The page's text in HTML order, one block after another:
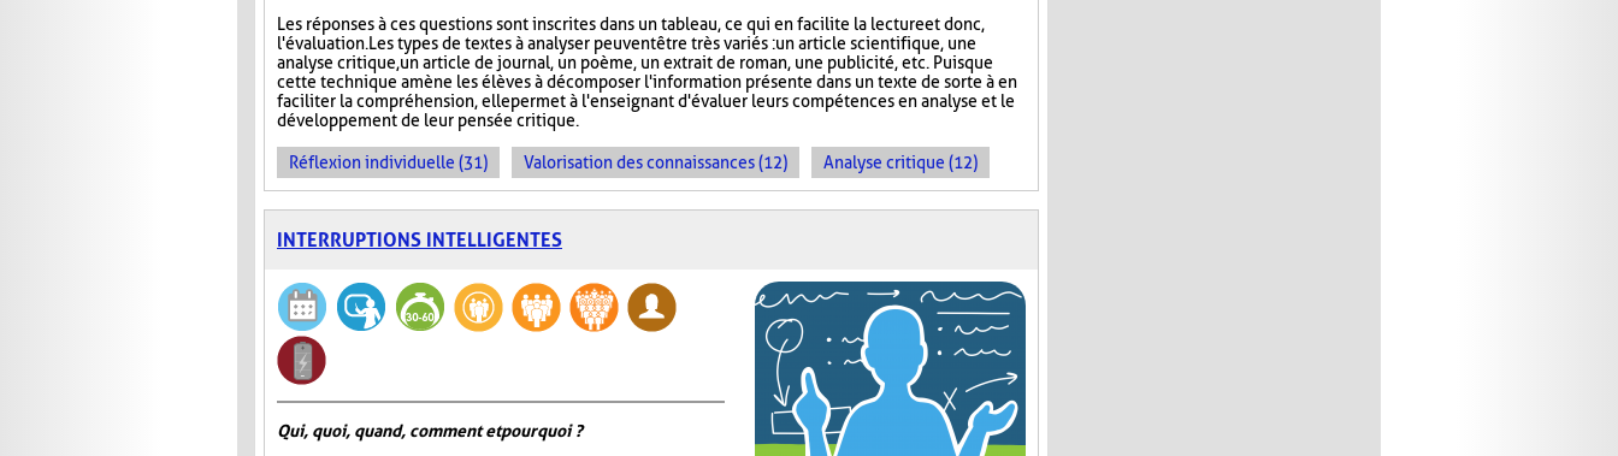
Les réponses à ces questions sont inscrites dans un tableau, ce qui en facilite la lecture et donc,
l'évaluation. Les types de textes à analyser peuvent être très variés : un article scientifique, une
analyse critique, un article de journal, un poème, un extrait de roman, une publicité, etc. Puisque
cette technique amène les élèves à décomposer l'information présente dans un texte de sorte à en
faciliter la compréhension, elle permet à l'enseignant d'évaluer leurs compétences en analyse et le
développement de leur pensée critique.
Réflexion individuelle (31) Valorisation des connaissances (12) Analyse critique (12)
INTERRUPTIONS INTELLIGENTES
Qui, quoi, quand, comment et pourquoi ?